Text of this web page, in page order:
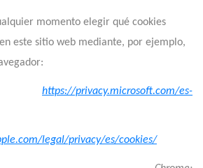
momento elegir qué cookies
este sitio web mediante, por ejemplo,
https://privacy.microsoft.com/es-
legal/privacy/es/cookies/